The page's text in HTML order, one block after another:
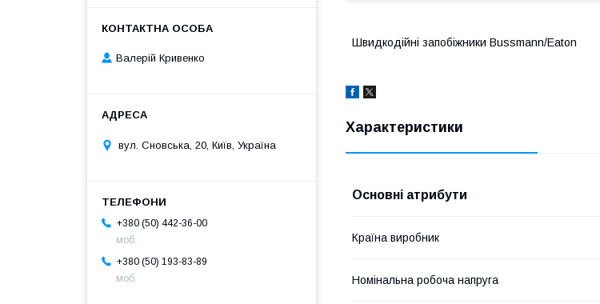
Швидкодійні запобіжники Bussmann/Eaton
Характеристики
Основні атрибути
Країна виробник
Номінальна робоча напруга
Валерій Кривенко
вул. Сновська, 20, Київ, Україна
+380 (50) 442-36-00
моб.
+380 (50) 193-83-89
моб.